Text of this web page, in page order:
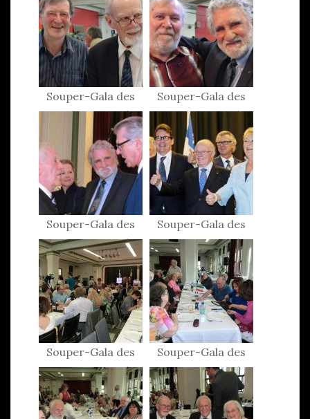
Souper-Gala des
Patriotes 2015
Souper-Gala des
Patriotes 2015
Souper-Gala des
Patriotes 2015
Souper-Gala des
Patriotes 2015
Souper-Gala des
Patriotes 2015
Souper-Gala des
Patriotes 2015